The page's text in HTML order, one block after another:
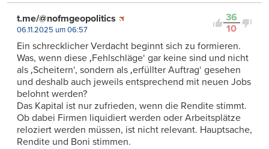
36
10
t.me/@nofmgeopolitics
06.11.2025 um 06:57
Ein schrecklicher Verdacht beginnt sich zu formieren.
Was, wenn diese ‚Fehlschläge‘ gar keine sind und nicht
als ‚Scheitern‘, sondern als ‚erfüllter Auftrag‘ gesehen
und deshalb auch jeweils entsprechend mit neuen Jobs
belohnt werden?
Das Kapital ist nur zufrieden, wenn die Rendite stimmt.
Ob dabei Firmen liquidiert werden oder Arbeitsplätze
reloziert werden müssen, ist nicht relevant. Hauptsache,
Rendite und Boni stimmen.